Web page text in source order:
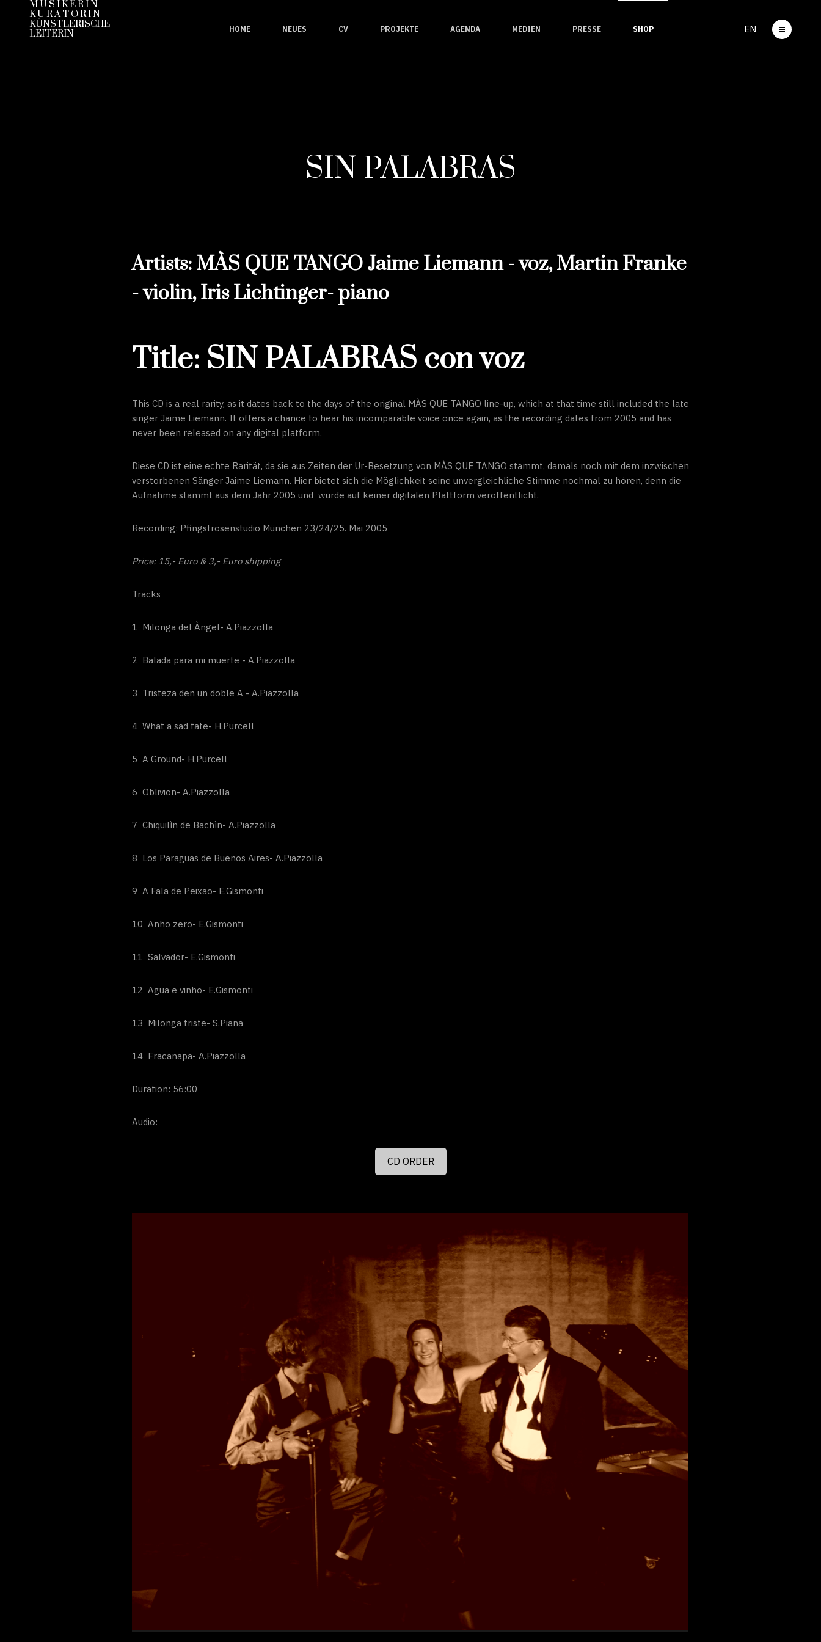
M U S I K E R I N
K U R A T O R I N
KÜNSTLERISCHE
LEITERIN
HOME NEUES CV PROJEKTE AGENDA MEDIEN PRESSE SHOP EN
SIN PALABRAS
Artists: MÀS QUE TANGO Jaime Liemann - voz, Martin Franke
- violin, Iris Lichtinger- piano
Title: SIN PALABRAS con voz
This CD is a real rarity, as it dates back to the days of the original MÀS QUE TANGO line-up, which at that time still included the late
singer Jaime Liemann. It offers a chance to hear his incomparable voice once again, as the recording dates from 2005 and has
never been released on any digital platform.
Diese CD ist eine echte Rarität, da sie aus Zeiten der Ur-Besetzung von MÀS QUE TANGO stammt, damals noch mit dem inzwischen
verstorbenen Sänger Jaime Liemann. Hier bietet sich die Möglichkeit seine unvergleichliche Stimme nochmal zu hören, denn die
Aufnahme stammt aus dem Jahr 2005 und wurde auf keiner digitalen Plattform veröffentlicht.
Recording: Pfingstrosenstudio München 23/24/25. Mai 2005
Price: 15,- Euro & 3,- Euro shipping
Tracks
1 Milonga del Àngel- A.Piazzolla
2 Balada para mi muerte - A.Piazzolla
3 Tristeza den un doble A - A.Piazzolla
4 What a sad fate- H.Purcell
5 A Ground- H.Purcell
6 Oblivion- A.Piazzolla
7 Chiquilìn de Bachìn- A.Piazzolla
8 Los Paraguas de Buenos Aires- A.Piazzolla
9 A Fala de Peixao- E.Gismonti
10 Anho zero- E.Gismonti
11 Salvador- E.Gismonti
12 Agua e vinho- E.Gismonti
13 Milonga triste- S.Piana
14 Fracanapa- A.Piazzolla
Duration: 56:00
Audio:
CD ORDER